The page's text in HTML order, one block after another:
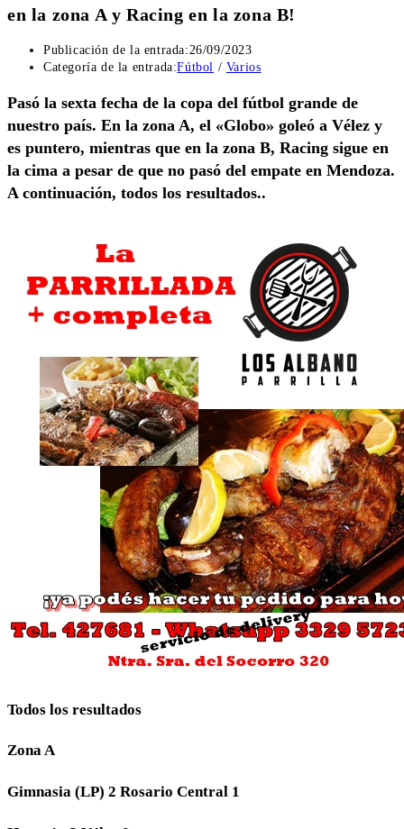
en la zona A y Racing en la zona B!
Publicación de la entrada:26/09/2023
Categoría de la entrada:Fútbol / Varios
Pasó la sexta fecha de la copa del fútbol grande de
nuestro país. En la zona A, el «Globo» goleó a Vélez y
es puntero, mientras que en la zona B, Racing sigue en
la cima a pesar de que no pasó del empate en Mendoza.
A continuación, todos los resultados..
Todos los resultados
Zona A
Gimnasia (LP) 2 Rosario Central 1